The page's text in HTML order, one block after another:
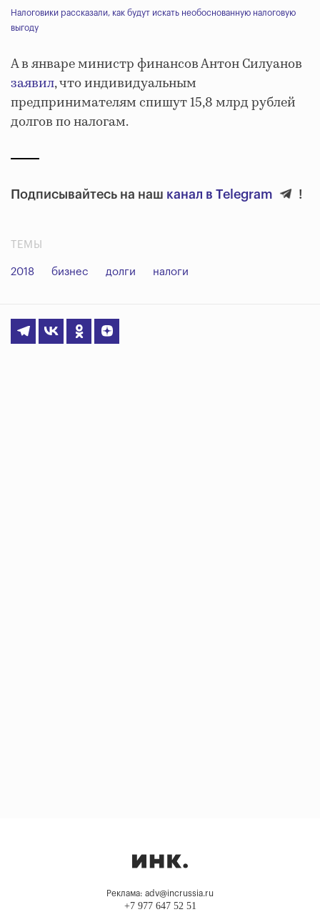
Налоговики рассказали, как будут искать необоснованную налоговую
выгоду
А в январе министр финансов Антон Силуанов
заявил, что индивидуальным
предпринимателям спишут 15,8 млрд рублей
долгов по налогам.
Подписывайтесь на наш канал в Telegram !
ТЕМЫ
2018 бизнес долги налоги
Реклама: adv@incrussia.ru
+7 977 647 52 51